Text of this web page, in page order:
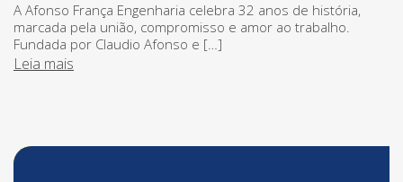
A Afonso França Engenharia celebra 32 anos de história,
marcada pela união, compromisso e amor ao trabalho.
Fundada por Claudio Afonso e […]
Leia mais